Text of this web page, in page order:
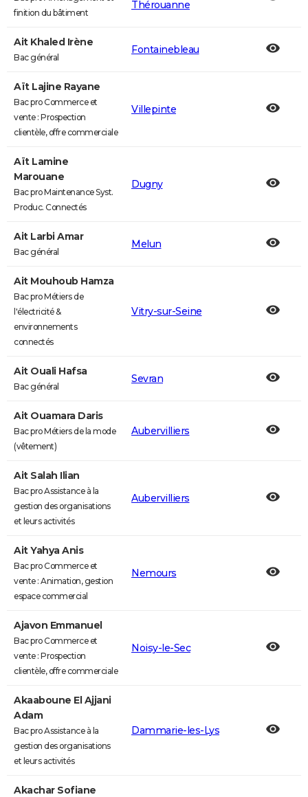
finition du bâtiment
Thérouanne
Ait Khaled Irène
Bac général
Fontainebleau
Aït Lajine Rayane
Bac pro Commerce et
vente : Prospection
clientèle, offre commerciale
Villepinte
Aït Lamine
Marouane
Bac pro Maintenance Syst.
Produc. Connectés
Dugny
Ait Larbi Amar
Bac général
Melun
Ait Mouhoub Hamza
Bac pro Métiers de
l'électricité &
environnements
connectés
Vitry-sur-Seine
Ait Ouali Hafsa
Bac général
Sevran
Ait Ouamara Daris
Bac pro Métiers de la mode
(vêtement)
Aubervilliers
Ait Salah Ilian
Bac pro Assistance à la
gestion des organisations
et leurs activités
Aubervilliers
Ait Yahya Anis
Bac pro Commerce et
vente : Animation, gestion
espace commercial
Nemours
Ajavon Emmanuel
Bac pro Commerce et
vente : Prospection
clientèle, offre commerciale
Noisy-le-Sec
Akaaboune El Ajjani
Adam
Bac pro Assistance à la
gestion des organisations
et leurs activités
Dammarie-les-Lys
Akachar Sofiane